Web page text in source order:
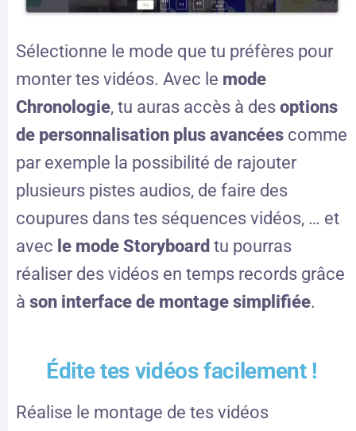
Sélectionne le mode que tu préfères pour
monter tes vidéos. Avec le mode
Chronologie, tu auras accès à des options
de personnalisation plus avancées comme
par exemple la possibilité de rajouter
plusieurs pistes audios, de faire des
coupures dans tes séquences vidéos, … et
avec le mode Storyboard tu pourras
réaliser des vidéos en temps records grâce
à son interface de montage simplifiée.
Édite tes vidéos facilement !
Réalise le montage de tes vidéos